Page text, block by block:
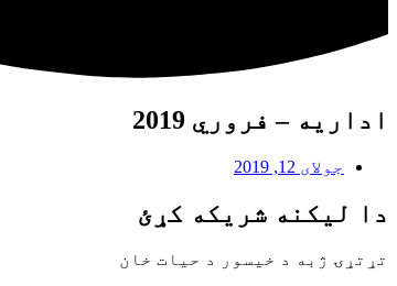
اداريه – فروري 2019
جولای 12, 2019
دا ليکنه شريکه کړئ
تړتړۍ ژبه د خیسور د حیات خان